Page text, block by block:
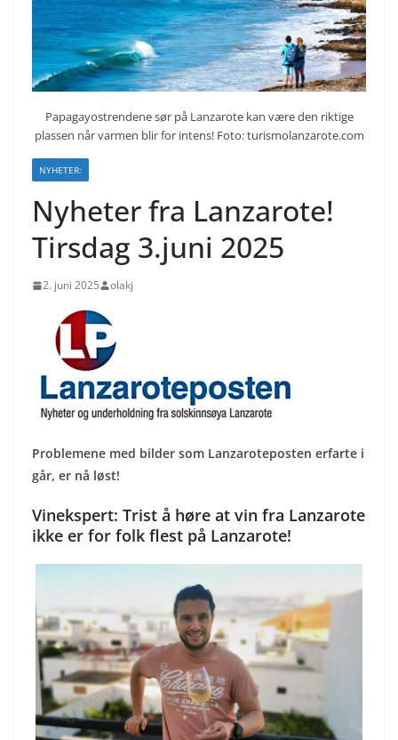
Papagayostrendene sør på Lanzarote kan være den riktige
plassen når varmen blir for intens! Foto: turismolanzarote.com
NYHETER:
Nyheter fra Lanzarote!
Tirsdag 3.juni 2025
2. juni 2025 olakj
Problemene med bilder som Lanzaroteposten erfarte i
går, er nå løst!
Vinekspert: Trist å høre at vin fra Lanzarote
ikke er for folk flest på Lanzarote!